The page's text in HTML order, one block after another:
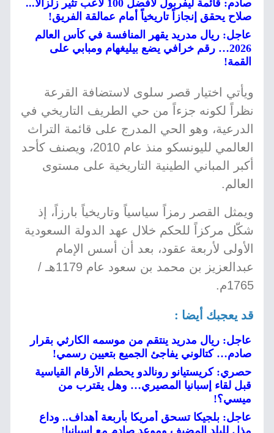
صادم: قائمة ليفربول لأفضل 100 لاعب تثير زلزالاً...
صلاح يحقق إنجازاً تاريخياً أمام عمالقة الفريق!
عاجل: ريال مدريد يقهر المنافسة في كأس العالم
2026… رقم خرافي يضع بيليغهام ومبابي على
القمة!
ويأتي اختيار قصر سلوى لاستضافة القرعة
نظراً لكونه جزءاً من حي الطريف التاريخي في
الدرعية، وهو الحي المدرج على قائمة التراث
العالمي لليونسكو منذ عام 2010، ويصنف كأحد
أكبر المباني الطينية التاريخية على مستوى
العالم.
ويمثل القصر رمزاً سياسياً وتاريخياً بارزاً، إذ
شكّل مركزاً للحكم خلال عهد الدولة السعودية
الأولى لأربعة عقود، بعد أن أسس الإمام
عبدالعزيز بن محمد بن سعود عام 1179هـ /
1765م.
قد يعجبك أيضا :
عاجل: ريال مدريد ينتقم من موسمه الكارثي بقرار
صادم… كتالوني يفاجئ الجميع بتعيين رسمي!
حصري: كريستيانو رونالدو يحطم الأرقام القياسية
قبل لقاء إسبانيا المصيري… وهل يقترب من
ميسي؟!
عاجل: بلجيكا تسحق أمريكا بأربعة أهداف.. وداع